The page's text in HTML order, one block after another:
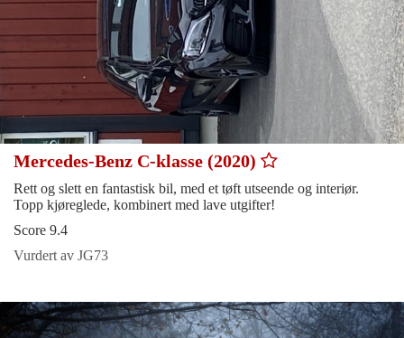
Mercedes-Benz C-klasse (2020)
Rett og slett en fantastisk bil, med et tøft utseende og interiør.
Topp kjøreglede, kombinert med lave utgifter!
Score 9.4
Vurdert av JG73